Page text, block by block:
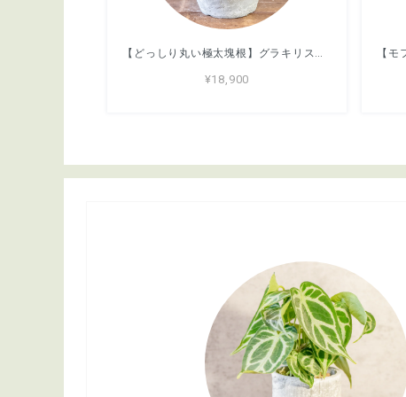
【どっしり丸い極太塊根】グラキリス。胴回り40cmの圧倒的ボリューム。無骨な「手づくりモルタル鉢」とセットで。｜虫発生抑制（全国一律送料850円）
¥18,900